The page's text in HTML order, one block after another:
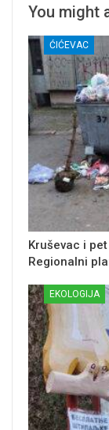
You might
ĆIĆEVAC
Kruševac i
Regionalni
EKOLOGIJA